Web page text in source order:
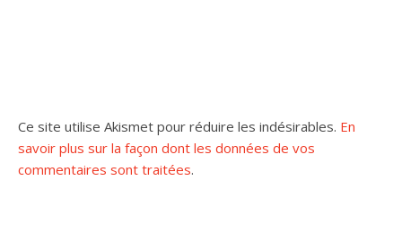
Ce site utilise Akismet pour réduire les indésirables. En
savoir plus sur la façon dont les données de vos
commentaires sont traitées.